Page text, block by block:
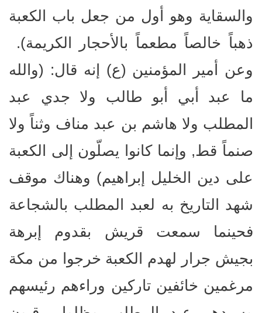
والسقاية وهو أول من جعل باب الكعبة
ذهباً خالصاً مطعماً بالأحجار الكريمة).
وعن أمير المؤمنين (ع) إنه قال: (والله
ما عبد أبي أبو طالب ولا جدي عبد
المطلب ولا هاشم بن عبد مناف وثناً ولا
صنماً قط, وإنما كانوا يصلّون إلى الكعبة
على دين الخليل إبراهيم) وهناك موقف
شهد التاريخ به لعبد المطلب بالشجاعة
فحينما سمعت قريش بقدوم إبرهة
بجيش جرار لهدم الكعبة خرجوا من مكة
مرغمين خائفين تاركين وراءهم رئيسهم